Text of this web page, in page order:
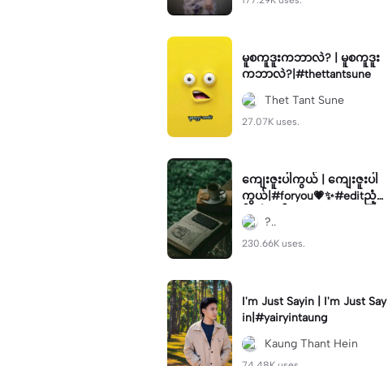
မူစကူဒူးကဘာလဲ? | မူစကူဒူး
ကဘာလဲ?|#thettantsune
Thet Tant Sune
27.07K uses.
ကျေးဇူးပါကွယ် | ကျေးဇူးပါ
ကွယ်|#foryou💗✨#editညံ့ခြ
င်းသီးခံပါ#kyawzinthaw#vir
al✨ ?..
230.66K uses.
I'm Just Sayin | I'm Just Say
in|#yairyintaung
Kaung Thant Hein